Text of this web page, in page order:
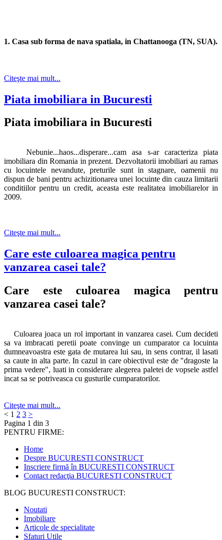
1. Casa sub forma de nava spatiala, in Chattanooga (TN, SUA).
Citeşte mai mult...
Piata imobiliara in Bucuresti
Piata imobiliara in Bucuresti
Nebunie...haos...disperare...cam asa s-ar caracteriza piata
imobiliara din Romania in prezent. Dezvoltatorii imobiliari au ramas
cu locuintele nevandute, preturile sunt in stagnare, oamenii nu
dispun de bani pentru achizitionarea unei locuinte din cauza limitarii
conditiilor pentru un credit, aceasta este realitatea imobiliarelor in
2009.
Citeşte mai mult...
Care este culoarea magica pentru
vanzarea casei tale?
Care este culoarea magica pentru
vanzarea casei tale?
Culoarea joaca un rol important in vanzarea casei. Cum decideti
sa va imbracati peretii poate convinge un cumparator ca locuinta
dumneavoastra este gata de mutarea lui sau, in sens contrar, il lasati
sa caute in alta parte. In cazul in care obiectivul este de "dragoste la
prima vedere", luati in considerare alegerea paletei de vopsele astfel
incat sa se potriveasca cu gusturile cumparatorilor.
Citeşte mai mult...
< 1 2 3 >
Pagina 1 din 3
PENTRU FIRME:
Home
Despre BUCURESTI CONSTRUCT
Inscriere firmă în BUCURESTI CONSTRUCT
Contact redacţia BUCURESTI CONSTRUCT
BLOG BUCURESTI CONSTRUCT:
Noutati
Imobiliare
Articole de specialitate
Sfaturi Utile